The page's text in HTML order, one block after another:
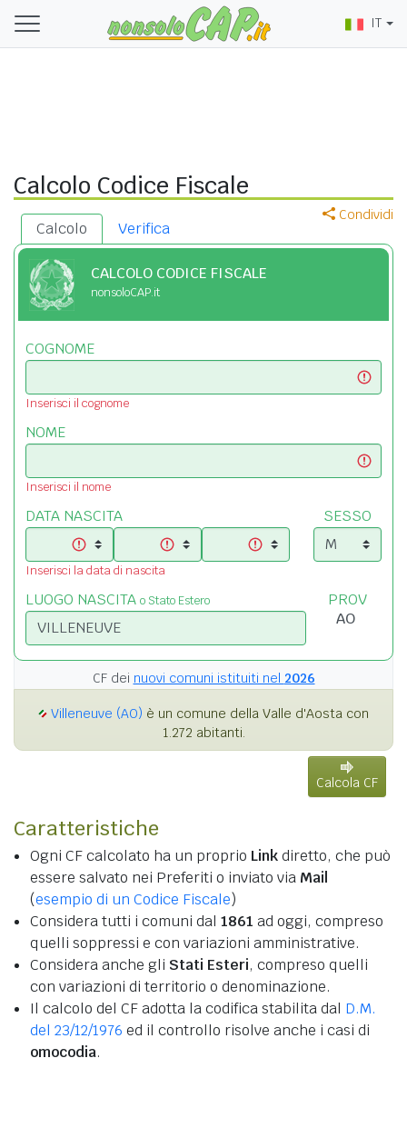
IT
Calcolo Codice Fiscale
Condividi
Calcolo Verifica
CALCOLO CODICE FISCALE
nonsoloCAP.it
COGNOME
Inserisci il cognome
NOME
Inserisci il nome
DATA NASCITA
Inserisci la data di nascita
SESSO
LUOGO NASCITA o Stato Estero PROV
CF dei nuovi comuni istituiti nel 2026
Villeneuve (AO) è un comune della Valle d'Aosta con
1.272 abitanti.
Calcola CF
Caratteristiche
Ogni CF calcolato ha un proprio Linkdiretto, che può
essere salvato nei Preferiti o inviato via Mail
(esempio di un Codice Fiscale)
Considera tutti i comuni dal 1861 ad oggi, compreso
quelli soppressi e con variazioni amministrative.
Considera anche gli Stati Esteri, compreso quelli
con variazioni di territorio o denominazione.
Il calcolo del CF adotta la codifica stabilita dal D.M.
del 23/12/1976 ed il controllo risolve anche i casi di
omocodia.